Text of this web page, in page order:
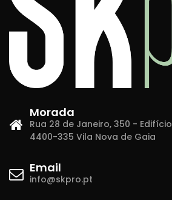
Morada
Rua 28 de Janeiro, 350 - Edifício
4400-335 Vila Nova de Gaia
Email
info@skpro.pt